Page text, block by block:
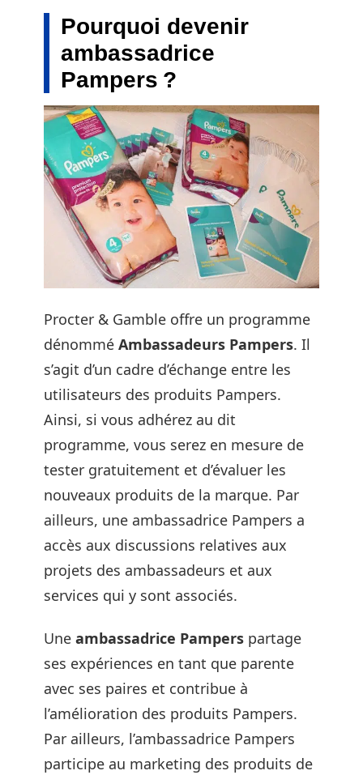
Pourquoi devenir
ambassadrice
Pampers ?
Procter & Gamble offre un programme
dénommé Ambassadeurs Pampers. Il
s’agit d’un cadre d’échange entre les
utilisateurs des produits Pampers.
Ainsi, si vous adhérez au dit
programme, vous serez en mesure de
tester gratuitement et d’évaluer les
nouveaux produits de la marque. Par
ailleurs, une ambassadrice Pampers a
accès aux discussions relatives aux
projets des ambassadeurs et aux
services qui y sont associés.
Une ambassadrice Pampers partage
ses expériences en tant que parente
avec ses paires et contribue à
l’amélioration des produits Pampers.
Par ailleurs, l’ambassadrice Pampers
participe au marketing des produits de